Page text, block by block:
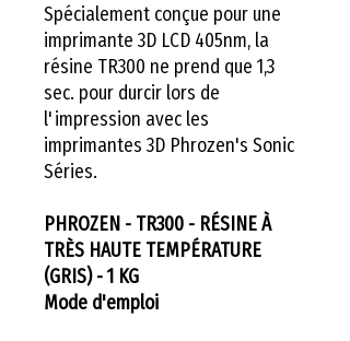
Spécialement conçue pour une
imprimante 3D LCD 405nm, la
résine TR300 ne prend que 1,3
sec. pour durcir lors de
l'impression avec les
imprimantes 3D Phrozen's Sonic
Séries.
PHROZEN - TR300 - RÉSINE À
TRÈS HAUTE TEMPÉRATURE
(GRIS) - 1 KG
Mode d'emploi